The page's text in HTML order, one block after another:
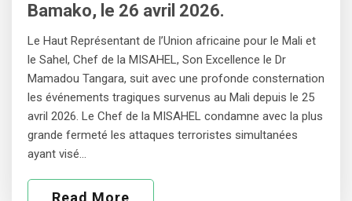
Bamako, le 26 avril 2026.
Le Haut Représentant de l’Union africaine pour le Mali et
le Sahel, Chef de la MISAHEL, Son Excellence le Dr
Mamadou Tangara, suit avec une profonde consternation
les événements tragiques survenus au Mali depuis le 25
avril 2026. Le Chef de la MISAHEL condamne avec la plus
grande fermeté les attaques terroristes simultanées
ayant visé…